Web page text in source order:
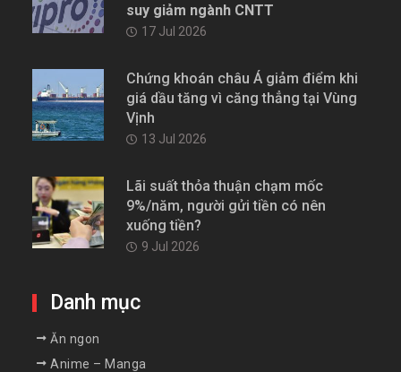
suy giảm ngành CNTT
17 Jul 2026
Chứng khoán châu Á giảm điểm khi
giá dầu tăng vì căng thẳng tại Vùng
Vịnh
13 Jul 2026
Lãi suất thỏa thuận chạm mốc
9%/năm, người gửi tiền có nên
xuống tiền?
9 Jul 2026
Danh mục
Ăn ngon
Anime – Manga